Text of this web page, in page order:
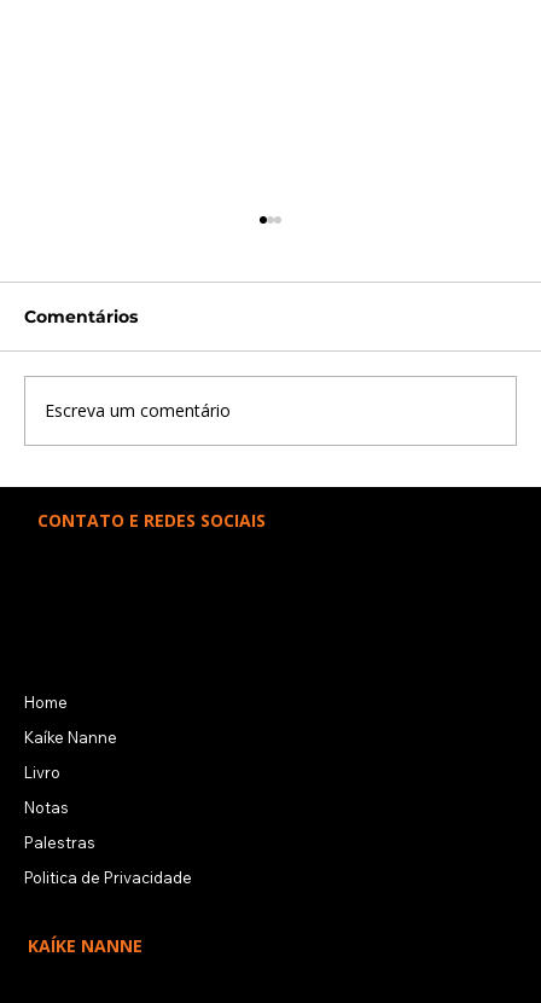
pérola”
Comentários
Escreva um comentário
CONTATO E REDES SOCIAIS
Home
Kaíke Nanne
Livro
Notas
Palestras
Politica de Privacidade
KAÍKE NANNE